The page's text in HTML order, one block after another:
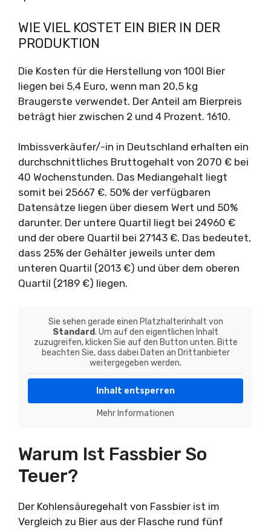
WIE VIEL KOSTET EIN BIER IN DER
PRODUKTION
Die Kosten für die Herstellung von 100l Bier
liegen bei 5,4 Euro, wenn man 20,5 kg
Braugerste verwendet. Der Anteil am Bierpreis
beträgt hier zwischen 2 und 4 Prozent. 1610.
Imbissverkäufer/-in in Deutschland erhalten ein
durchschnittliches Bruttogehalt von 2070 € bei
40 Wochenstunden. Das Mediangehalt liegt
somit bei 25667 €. 50% der verfügbaren
Datensätze liegen über diesem Wert und 50%
darunter. Der untere Quartil liegt bei 24960 €
und der obere Quartil bei 27143 €. Das bedeutet,
dass 25% der Gehälter jeweils unter dem
unteren Quartil (2013 €) und über dem oberen
Quartil (2189 €) liegen.
Sie sehen gerade einen Platzhalterinhalt von
Standard. Um auf den eigentlichen Inhalt
zuzugreifen, klicken Sie auf den Button unten. Bitte
beachten Sie, dass dabei Daten an Drittanbieter
weitergegeben werden.
Inhalt entsperren
Mehr Informationen
Warum Ist Fassbier So
Teuer?
Der Kohlensäuregehalt von Fassbier ist im
Vergleich zu Bier aus der Flasche rund fünf